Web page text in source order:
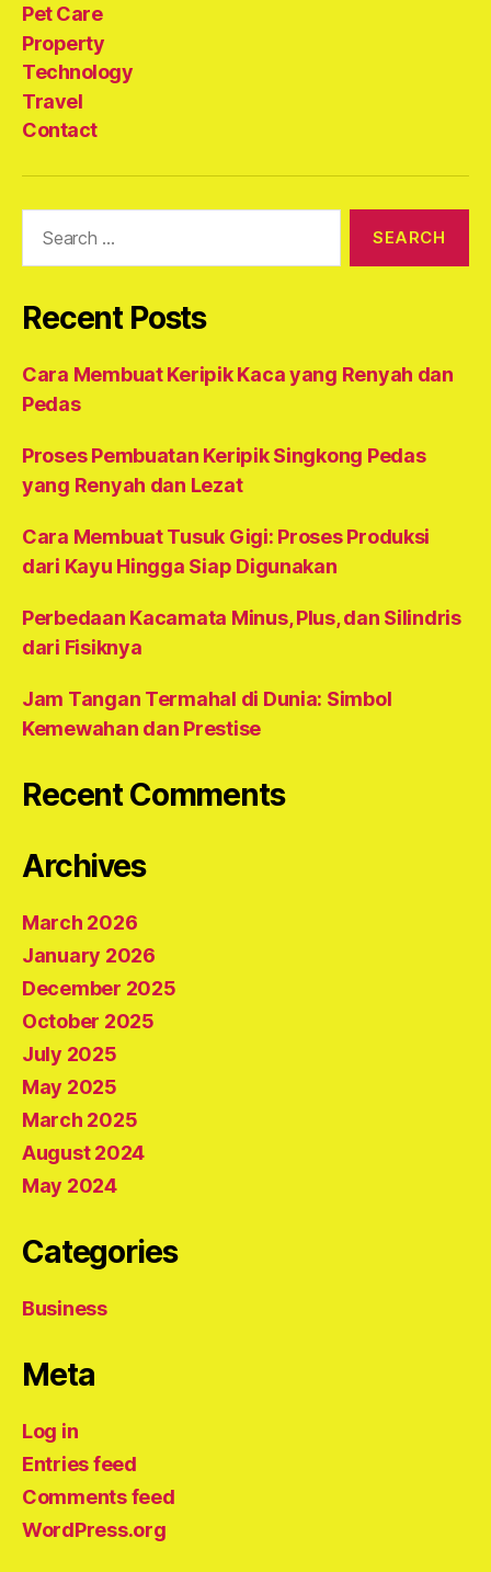
Pet Care
Property
Technology
Travel
Contact
Recent Posts
Cara Membuat Keripik Kaca yang Renyah dan
Pedas
Proses Pembuatan Keripik Singkong Pedas
yang Renyah dan Lezat
Cara Membuat Tusuk Gigi: Proses Produksi
dari Kayu Hingga Siap Digunakan
Perbedaan Kacamata Minus, Plus, dan Silindris
dari Fisiknya
Jam Tangan Termahal di Dunia: Simbol
Kemewahan dan Prestise
Recent Comments
Archives
March 2026
January 2026
December 2025
October 2025
July 2025
May 2025
March 2025
August 2024
May 2024
Categories
Business
Meta
Log in
Entries feed
Comments feed
WordPress.org